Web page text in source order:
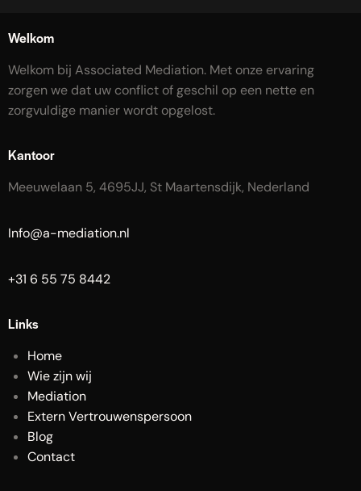
Welkom
Welkom bij Associated Mediation. Met onze ervaring
zorgen we dat uw conflict of geschil op een nette en
zorgvuldige manier wordt opgelost.
Kantoor
Meeuwelaan 5, 4695JJ, St Maartensdijk, Nederland
Info@a-mediation.nl
+31 6 55 75 8442
Links
Home
Wie zijn wij
Mediation
Extern Vertrouwenspersoon
Blog
Contact